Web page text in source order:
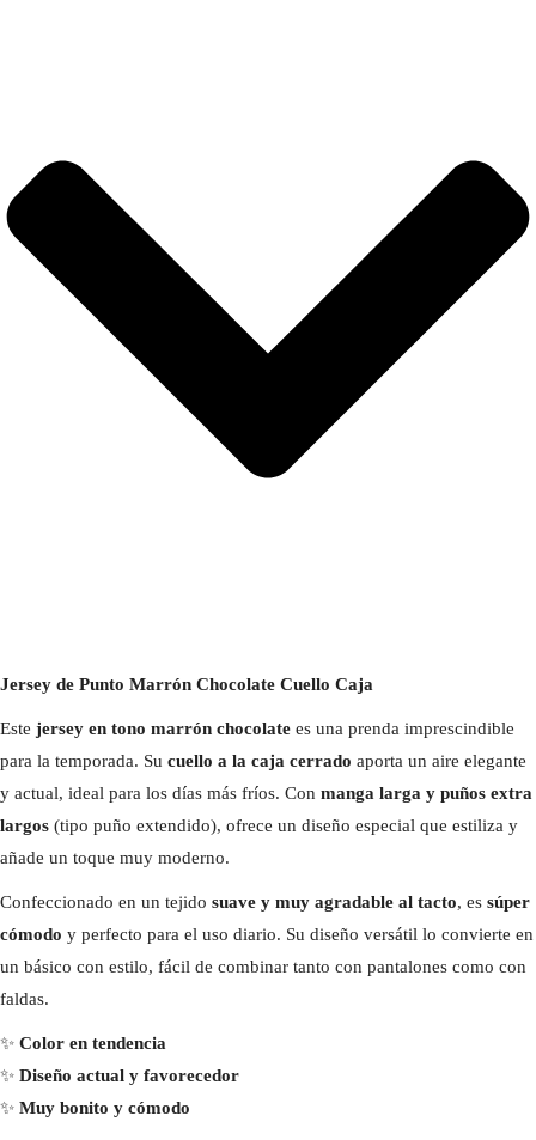
Jersey de Punto Marrón Chocolate Cuello Caja
Este jersey en tono marrón chocolate es una prenda imprescindible
para la temporada. Su cuello a la caja cerrado aporta un aire elegante
y actual, ideal para los días más fríos. Con manga larga y puños extra
largos (tipo puño extendido), ofrece un diseño especial que estiliza y
añade un toque muy moderno.
Confeccionado en un tejido suave y muy agradable al tacto, es súper
cómodo y perfecto para el uso diario. Su diseño versátil lo convierte en
un básico con estilo, fácil de combinar tanto con pantalones como con
faldas.
✨ Color en tendencia
✨ Diseño actual y favorecedor
✨ Muy bonito y cómodo